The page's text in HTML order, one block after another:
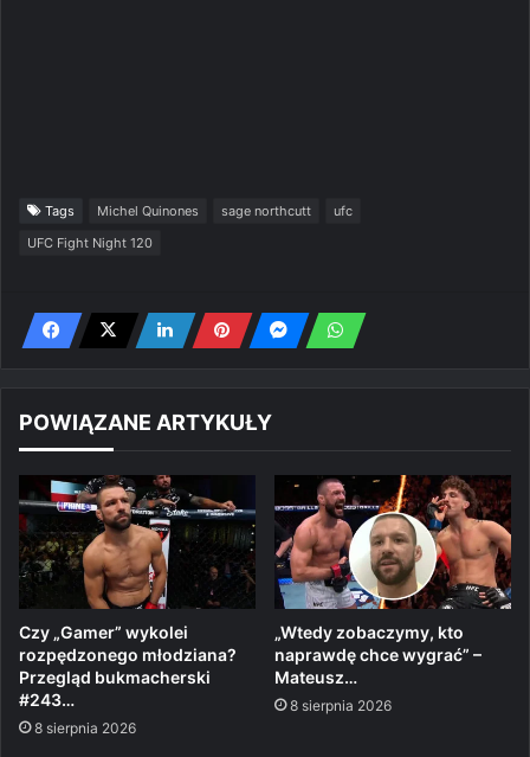
Tags Michel Quinones sage northcutt
ufc
UFC Fight Night 120
POWIĄZANE ARTYKUŁY
Czy „Gamer” wykolei
rozpędzonego młodziana?
Przegląd bukmacherski
#243…
8 sierpnia 2026
„Wtedy zobaczymy, kto
naprawdę chce wygrać” –
Mateusz…
8 sierpnia 2026